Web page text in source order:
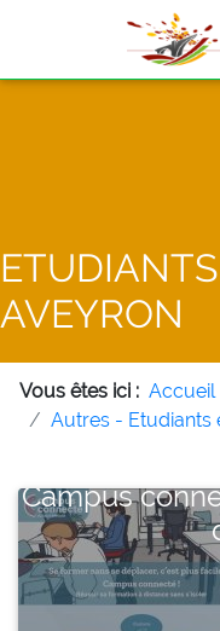
AVEYRON
Vous êtes ici : Accueil
Autres - Etudiants
Campus